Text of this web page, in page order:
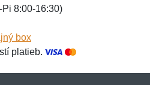
Pi 8:00-16:30)
box
platieb.